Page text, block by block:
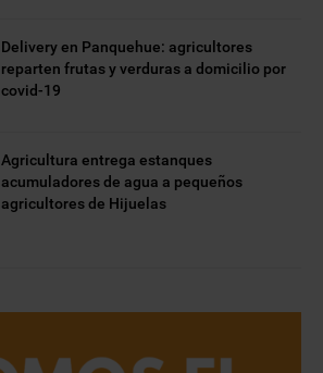
Delivery en Panquehue: agricultores
reparten frutas y verduras a domicilio por
covid-19
Agricultura entrega estanques
acumuladores de agua a pequeños
agricultores de Hijuelas